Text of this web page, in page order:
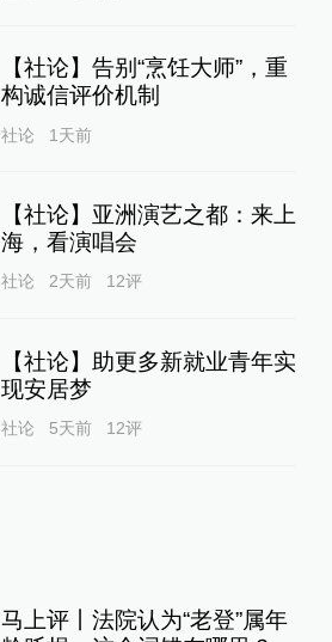
【社论】告别“烹饪大师”，重
构诚信评价机制
社论 1天前
【社论】亚洲演艺之都：来上
海，看演唱会
社论 2天前 12评
【社论】助更多新就业青年实
现安居梦
社论 5天前 12评
马上评丨法院认为“老登”属年